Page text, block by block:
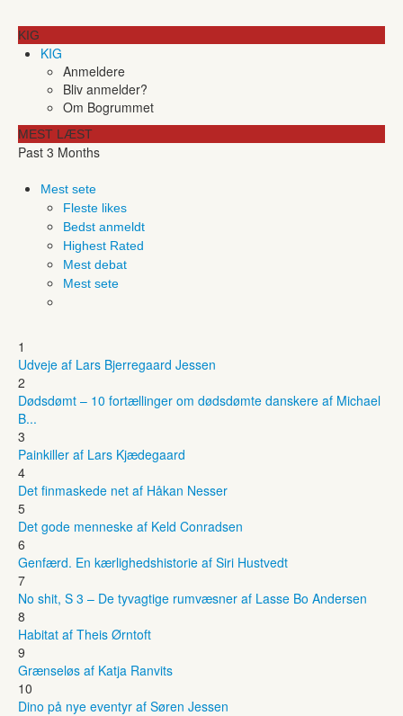
KIG
KIG
Anmeldere
Bliv anmelder?
Om Bogrummet
MEST LÆST
Past 3 Months
Mest sete
Fleste likes
Bedst anmeldt
Highest Rated
Mest debat
Mest sete
1
Udveje af Lars Bjerregaard Jessen
2
Dødsdømt – 10 fortællinger om dødsdømte danskere af Michael
B...
3
Painkiller af Lars Kjædegaard
4
Det finmaskede net af Håkan Nesser
5
Det gode menneske af Keld Conradsen
6
Genfærd. En kærlighedshistorie af Siri Hustvedt
7
No shit, S 3 – De tyvagtige rumvæsner af Lasse Bo Andersen
8
Habitat af Theis Ørntoft
9
Grænseløs af Katja Ranvits
10
Dino på nye eventyr af Søren Jessen